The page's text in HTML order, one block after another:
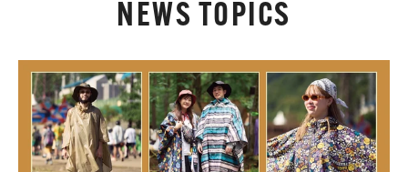
NEWS TOPICS